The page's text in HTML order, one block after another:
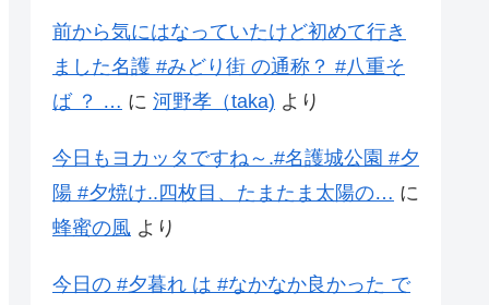
前から気にはなっていたけど初めて行き
ました名護 #みどり街 の通称？ #八重そ
ば ？ … に 河野孝（taka) より
今日もヨカッタですね～.#名護城公園 #夕
陽 #夕焼け..四枚目、たまたま太陽の… に
蜂蜜の風 より
今日の #夕暮れ は #なかなか良かった で